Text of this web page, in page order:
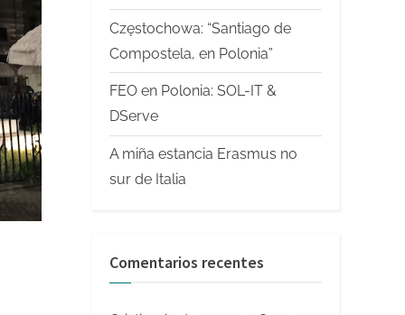
Częstochowa: “Santiago de
Compostela, en Polonia”
FEO en Polonia: SOL-IT &
DServe
A miña estancia Erasmus no
sur de Italia
Comentarios recentes